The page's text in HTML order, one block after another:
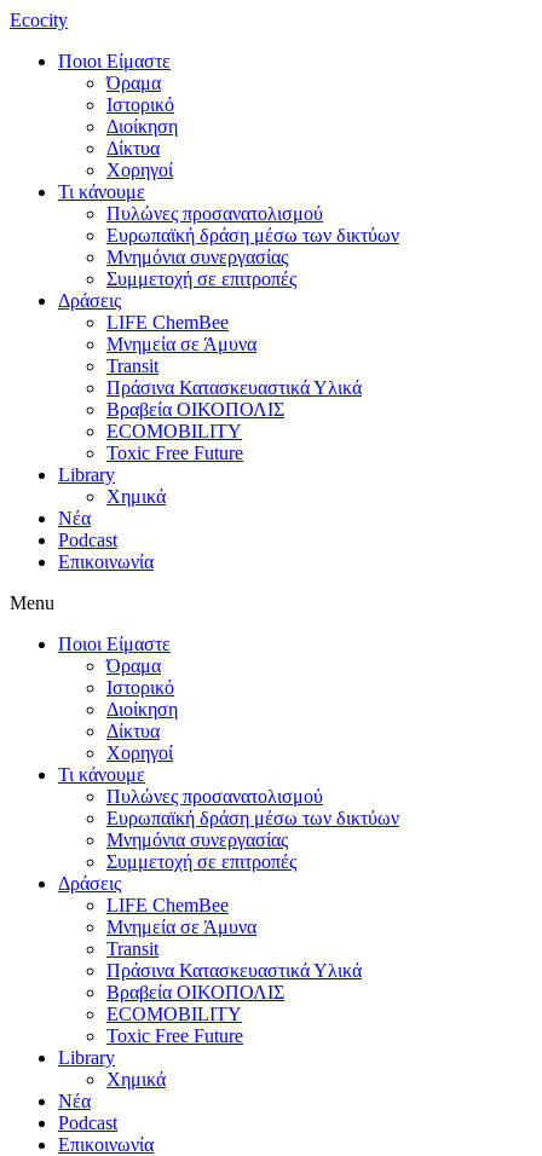
Ecocity
Ποιοι Είμαστε
Όραμα
Ιστορικό
Διοίκηση
Δίκτυα
Χορηγοί
Τι κάνουμε
Πυλώνες προσανατολισμού
Ευρωπαϊκή δράση μέσω των δικτύων
Μνημόνια συνεργασίας
Συμμετοχή σε επιτροπές
Δράσεις
LIFE ChemBee
Μνημεία σε Άμυνα
Transit
Πράσινα Κατασκευαστικά Υλικά
Βραβεία ΟΙΚΟΠΟΛΙΣ
ECOMOBILITY
Toxic Free Future
Library
Χημικά
Νέα
Podcast
Επικοινωνία
Menu
Ποιοι Είμαστε
Όραμα
Ιστορικό
Διοίκηση
Δίκτυα
Χορηγοί
Τι κάνουμε
Πυλώνες προσανατολισμού
Ευρωπαϊκή δράση μέσω των δικτύων
Μνημόνια συνεργασίας
Συμμετοχή σε επιτροπές
Δράσεις
LIFE ChemBee
Μνημεία σε Άμυνα
Transit
Πράσινα Κατασκευαστικά Υλικά
Βραβεία ΟΙΚΟΠΟΛΙΣ
ECOMOBILITY
Toxic Free Future
Library
Χημικά
Νέα
Podcast
Επικοινωνία